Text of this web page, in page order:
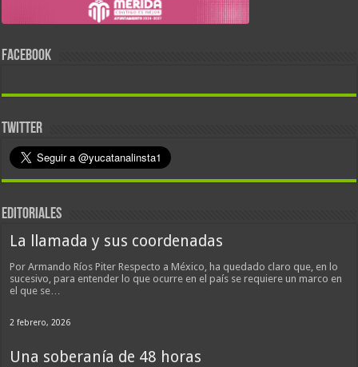
FACEBOOK
TWITTER
EDITORIALES
La llamada y sus coordenadas
Por Armando Ríos Piter Respecto a México, ha quedado claro que, en lo
sucesivo, para entender lo que ocurre en el país se requiere un marco en
el que se…
2 febrero, 2026
Una soberanía de 48 horas